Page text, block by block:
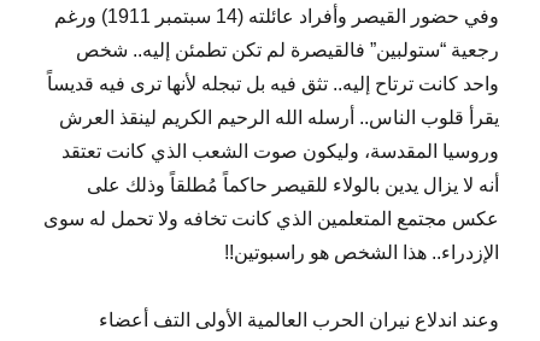
وفي حضور القيصر وأفراد عائلته (14 سبتمبر 1911) ورغم
رجعية “ستولبين” فالقيصرة لم تكن تطمئن إليه.. شخص
واحد كانت ترتاح إليه.. تثق فيه بل تبجله لأنها ترى فيه قديساً
يقرأ قلوب الناس.. أرسله الله الرحيم الكريم لينقذ العرش
وروسيا المقدسة، وليكون صوت الشعب الذي كانت تعتقد
أنه لا يزال يدين بالولاء للقيصر حاكماً مُطلقاً وذلك على
عكس مجتمع المتعلمين الذي كانت تخافه ولا تحمل له سوى
الإزدراء.. هذا الشخص هو راسبوتين!!
وعند اندلاع نيران الحرب العالمية الأولى التف أعضاء